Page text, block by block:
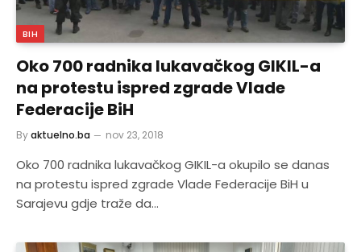
BIH
Oko 700 radnika lukavačkog GIKIL-a
na protestu ispred zgrade Vlade
Federacije BiH
Byaktuelno.ba nov 23, 2018
Oko 700 radnika lukavačkog GIKIL-a okupilo se danas
na protestu ispred zgrade Vlade Federacije BiH u
Sarajevu gdje traže da…